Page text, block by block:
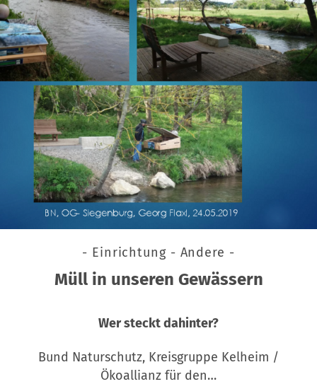
- Einrichtung - Andere -
Müll in unseren Gewässern
Wer steckt dahinter?
Bund Naturschutz, Kreisgruppe Kelheim /
Ökoallianz für den…